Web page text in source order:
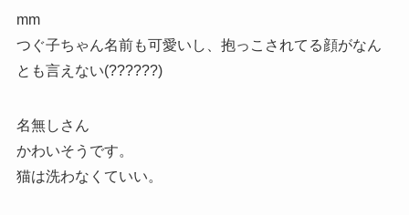
mm
つぐ子ちゃん名前も可愛いし、抱っこされてる顔がなん
とも言えない(??????)
名無しさん
かわいそうです。
猫は洗わなくていい。